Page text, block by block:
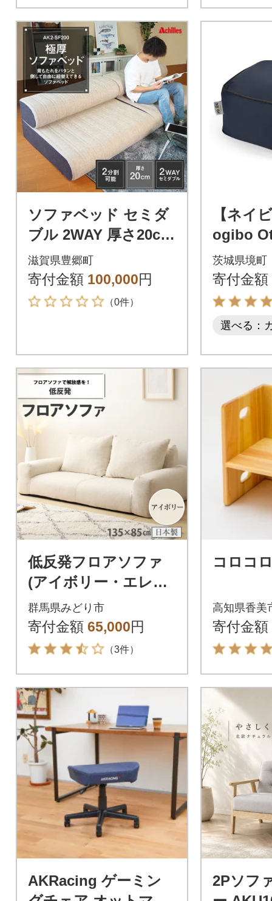
ソファベッド セミダ
ブル 2WAY 厚さ20cm
分割 [53820367]
滋賀県豊郷町
寄付金額 100,000円
（0件）
【ネイ
ogibo
トマン)
茨城県境町
寄付金額
選べる：
低反発フロアソファ
(アイボリー・エレガ
ンス生地)【a053】
群馬県みどり市
寄付金額 65,000円
（3件）
コロコ
高知県香美
寄付金額
AKRacing ゲーミン
2Pソフ